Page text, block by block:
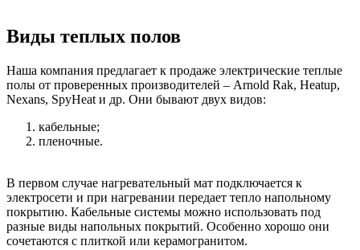
Виды теплых полов
Наша компания предлагает к продаже электрические теплые
полы от проверенных производителей – Arnold Rak, Heatup,
Nexans, SpyHeat и др. Они бывают двух видов:
кабельные;
пленочные.
В первом случае нагревательный мат подключается к
электросети и при нагревании передает тепло напольному
покрытию. Кабельные системы можно использовать под
разные виды напольных покрытий. Особенно хорошо они
сочетаются с плиткой или керамогранитом.